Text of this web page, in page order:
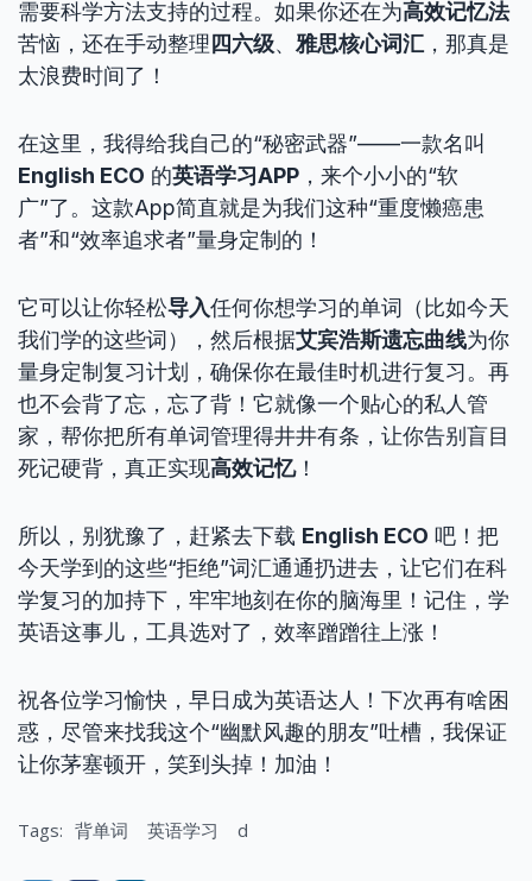
需要科学方法支持的过程。如果你还在为高效记忆法
苦恼，还在手动整理 四六级、 雅思核心词汇 ，那真是
太浪费时间了！
在这里，我得给我自己的“秘密武器”——一款名叫
English ECO 的英语学习APP ，来个小小的“软
广”了。这款App简直就是为我们这种“重度懒癌患
者”和“效率追求者”量身定制的！
它可以让你轻松导入任何你想学习的单词（比如今天
我们学的这些词），然后根据艾宾浩斯遗忘曲线为你
量身定制复习计划，确保你在最佳时机进行复习。再
也不会背了忘，忘了背！它就像一个贴心的私人管
家，帮你把所有单词管理得井井有条，让你告别盲目
死记硬背，真正实现高效记忆！
所以，别犹豫了，赶紧去下载 English ECO 吧！把
今天学到的这些“拒绝”词汇通通扔进去，让它们在科
学复习的加持下，牢牢地刻在你的脑海里！记住，学
英语这事儿，工具选对了，效率蹭蹭往上涨！
祝各位学习愉快，早日成为英语达人！下次再有啥困
惑，尽管来找我这个“幽默风趣的朋友”吐槽，我保证
让你茅塞顿开，笑到头掉！加油！
Tags: 背单词 英语学习 d